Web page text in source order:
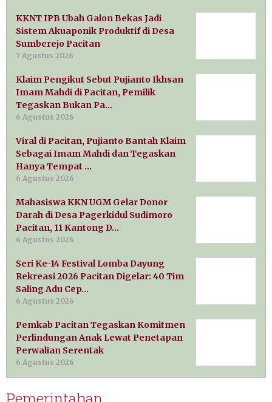
KKNT IPB Ubah Galon Bekas Jadi
Sistem Akuaponik Produktif di Desa
Sumberejo Pacitan
7 Agustus 2026
Klaim Pengikut Sebut Pujianto Ikhsan
Imam Mahdi di Pacitan, Pemilik
Tegaskan Bukan Pa…
6 Agustus 2026
Viral di Pacitan, Pujianto Bantah Klaim
Sebagai Imam Mahdi dan Tegaskan
Hanya Tempat …
6 Agustus 2026
Mahasiswa KKN UGM Gelar Donor
Darah di Desa Pagerkidul Sudimoro
Pacitan, 11 Kantong D…
6 Agustus 2026
Seri Ke-14 Festival Lomba Dayung
Rekreasi 2026 Pacitan Digelar: 40 Tim
Saling Adu Cep…
6 Agustus 2026
Pemkab Pacitan Tegaskan Komitmen
Perlindungan Anak Lewat Penetapan
Perwalian Serentak
6 Agustus 2026